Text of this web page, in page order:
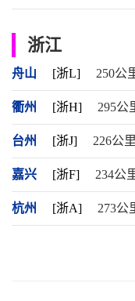
浙江
舟山 [浙L] 250公
衢州 [浙H] 295公
台州 [浙J] 226公里
嘉兴 [浙F] 234公
杭州 [浙A] 273公